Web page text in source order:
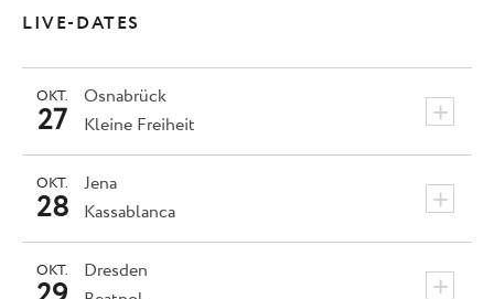
LIVE-DATES
Osnabrück +
OKT.
27 Kleine Freiheit
Jena +
OKT.
28 Kassablanca
Dresden +
OKT.